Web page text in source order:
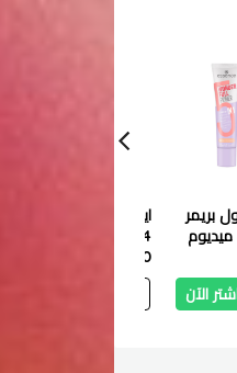
بريمر
ليت ميديوم
الآن
ايسنس آيلاينر سائل
24ايفر، 01 انتنس بلاك
1.400 دب